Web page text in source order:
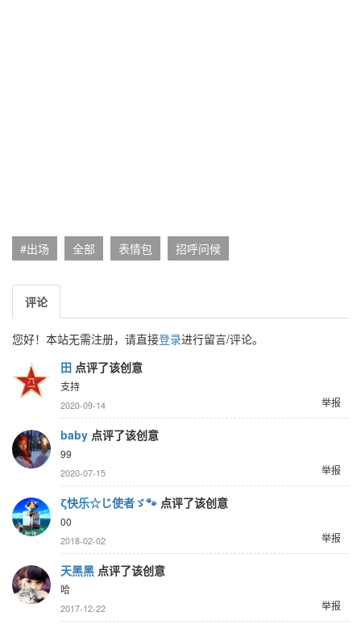
#出场 全部 表情包 招呼问候
评论
您好！本站无需注册，请直接登录进行留言/评论。
田 点评了该创意
支持
举报
2020-09-14
baby 点评了该创意
99
举报
2020-07-15
ζ快乐☆じ使者ゞ🐾 点评了该创意
00
举报
2018-02-02
天黑黑 点评了该创意
哈
举报
2017-12-22